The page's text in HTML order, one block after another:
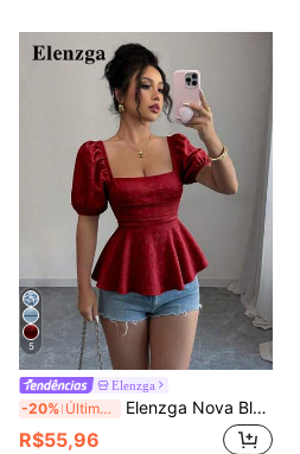
5
Elenzga
-20% Últimos 3 dias Elenzga Nova Blusa Feminina com Decote Quadrado, Manga Pétala, Cintura Marcada, Bainha com Babados, Estampa Floral Miúda, Casual, Elegante e Versátil
R$55,96